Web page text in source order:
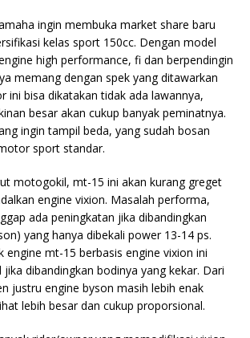
ingin membuka market share baru
kelas sport 150cc. Dengan model
high performance, fi dan berpendingin
memang dengan spek yang ditawarkan
ini bisa dikatakan tidak ada lawannya,
besar akan cukup banyak peminatnya.
ingin tampil beda, yang sudah bosan
sport standar.
motogokil, mt-15 ini akan kurang greget
engine vixion. Masalah performa,
ada peningkatan jika dibandingkan
yang hanya dibekali power 13-14 ps.
engine mt-15 berbasis engine vixion ini
dibandingkan bodinya yang kekar. Dari
justru engine byson masih lebih enak
lebih besar dan cukup proporsional.